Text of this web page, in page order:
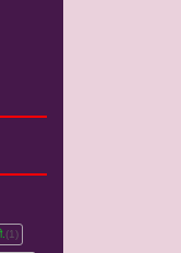
(1)